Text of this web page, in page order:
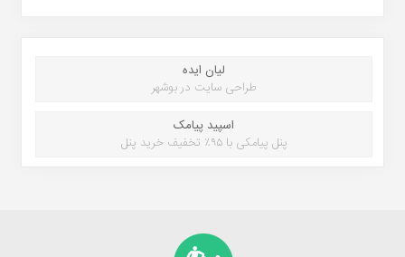
لیان ایده
طراحی سایت در بوشهر
اسپید پیامک
پنل پیامکی با ۹۵٪ تخفیف خرید پنل